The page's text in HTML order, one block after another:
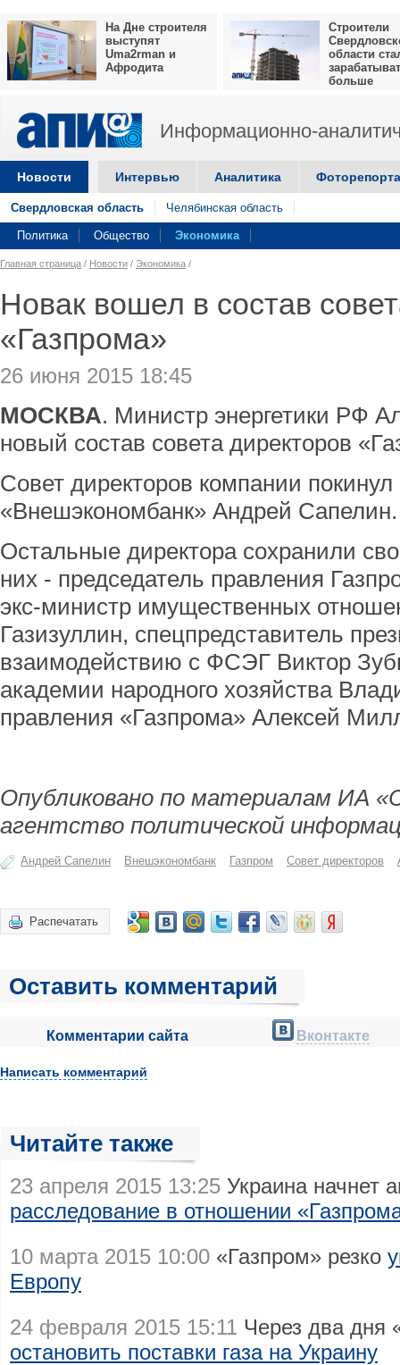
На Дне строителя
выступят
Uma2rman и
Афродита
Строители
области
больше
Информационно-
Новости Интервью Аналитика
Свердловская область Челябинская область
Политика Общество Экономика
Главная страница / Новости / Экономика /
Новак вошел в состав
«Газпрома»
26 июня 2015 18:45
МОСКВА. Министр энергетики РФ
новый состав совета директоров
Совет директоров компании
«Внешэкономбанк» Андрей Сапелин.
Остальные директора сохранили
них - председатель правления
экс-министр имущественных
Газизуллин, спецпредставитель
взаимодействию с ФСЭГ Виктор
академии народного хозяйства
правления «Газпрома» Алексей
Опубликовано по материалам ИА
агентство политической
Андрей Сапелин Внешэкономбанк Газпром Совет директоров
Распечатать
Оставить комментарий
Комментарии сайта Вконтакте
Написать комментарий
Читайте также
23 апреля 2015 13:25 Украина начнет
расследование в отношении
10 марта 2015 10:00 «Газпром» резко
Европу
24 февраля 2015 15:11 Через два дня
остановить поставки газа на Украину